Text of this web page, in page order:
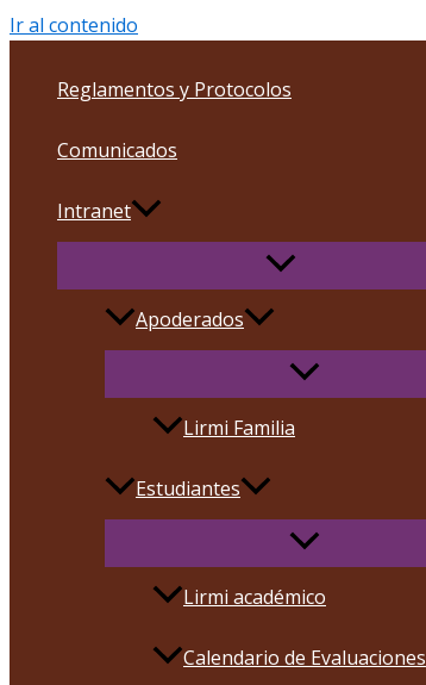
Ir al contenido
Reglamentos y Protocolos
Comunicados
Intranet
Apoderados
Lirmi Familia
Estudiantes
Lirmi académico
Calendario de Evaluaciones